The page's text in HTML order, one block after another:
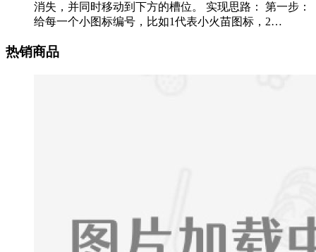
消失，并同时移动到下方的槽位。 实现思路： 第一步：
给每一个小图标编号，比如1代表小火苗图标，2…
热销商品